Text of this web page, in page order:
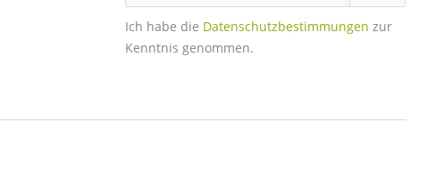
Ich habe die Datenschutzbestimmungen zur
Kenntnis genommen.